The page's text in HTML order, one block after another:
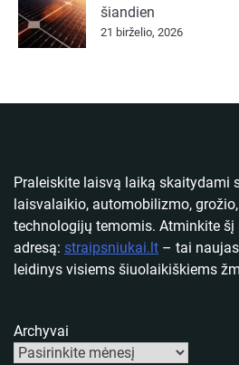
šiandien
21 birželio, 2026
Praleiskite laisvą laiką skaitydami
laisvalaikio, automobilizmo,
technologijų temomis. Atminkite šį
adresą: straipsniukai.lt – tai
leidinys visiems šiuolaikiškiems
Archyvai